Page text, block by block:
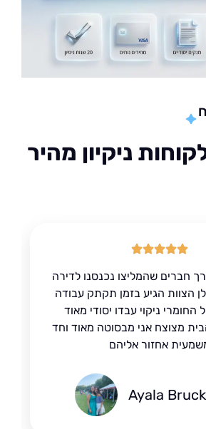
ניקיון מהיר
שהמליצו נכנסנו לדירה
בזמן תקתק עבודה
עבדו יסודי מאוד
אני מבסוטה מאוד וחד
אליהם